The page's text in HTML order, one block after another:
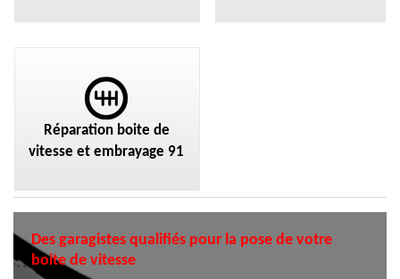
Réparation boite de
vitesse et embrayage 91
Des garagistes qualifiés pour la pose de votre
boite de vitesse